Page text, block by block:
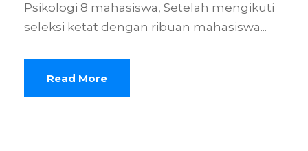
Psikologi 8 mahasiswa, Setelah mengikuti
seleksi ketat dengan ribuan mahasiswa...
Read More